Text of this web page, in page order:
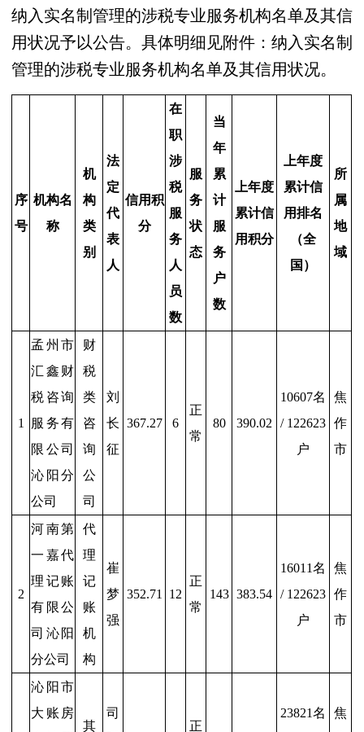
纳入实名制管理的涉税专业服务机构名单及其信
用状况予以公告。具体明细见附件：纳入实名制
管理的涉税专业服务机构名单及其信用状况。
序
号
机构名
称
机
构
类
别
法
定
代
表
人
信用积
分
在
职
涉
税
服
务
人
员
数
服
务
状
态
当
年
累
计
服
务
户
数
上年度
累计信
用积分
上年度
累计信
用排名
（全
国）
所
属
地
域
1
孟州市
汇鑫财
税咨询
服务有
限公司
沁阳分
公司
财
税
类
咨
询
公
司
刘
长
征
367.27 6
正
常
80 390.02
10607名
/ 122623
户
焦
作
市
2
河南第
一嘉代
理记账
有限公
司沁阳
分公司
代
理
记
账
机
构
崔
梦
强
352.71 12
正
常
143 383.54
16011名
/ 122623
户
焦
作
市
沁阳市
大账房
其
司
正
23821名
焦